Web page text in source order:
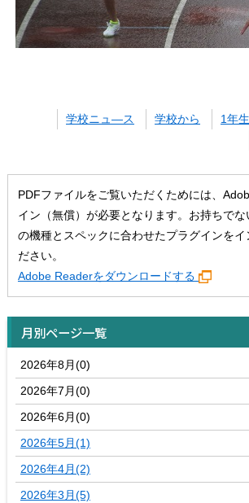
学校ニュ―ス 学校から 1年生
PDFファイルをご覧いただくためには、
イン（無償）が必要となります。お持ちで
の機種とスペックに合わせたプラグインをイ
ださい。
Adobe Readerをダウンロードする
月別ページ一覧
2026年8月(0)
2026年7月(0)
2026年6月(0)
2026年5月(1)
2026年4月(2)
2026年3月(5)